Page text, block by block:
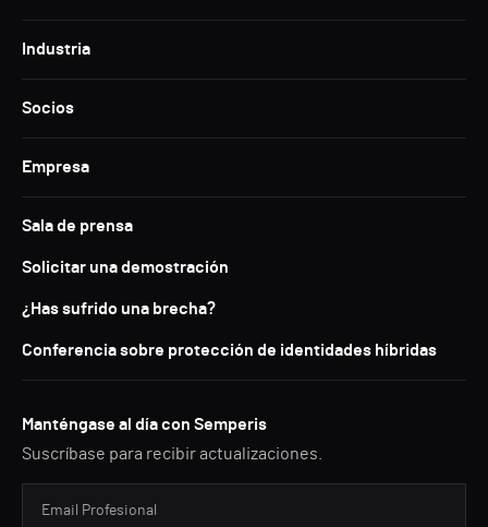
Industria
Socios
Empresa
Sala de prensa
Solicitar una demostración
¿Has sufrido una brecha?
Conferencia sobre protección de identidades híbridas
Manténgase al día con Semperis
Suscríbase para recibir actualizaciones.